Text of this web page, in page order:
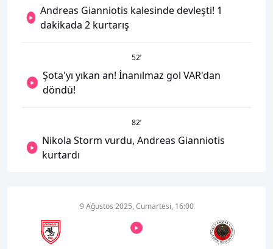
Andreas Gianniotis kalesinde devleşti! 1
dakikada 2 kurtarış
52’
Şota'yı yıkan an! İnanılmaz gol VAR'dan
döndü!
82’
Nikola Storm vurdu, Andreas Gianniotis
kurtardı
9 Ağustos 2025, Cumartesi, 16:00